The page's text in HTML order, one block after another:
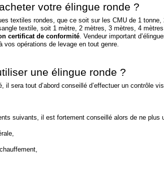
votre élingue ronde ?
textiles rondes, que ce soit sur les CMU de 1 tonne,
textile, soit 1 mètre, 2 mètres, 3 mètres, 4
certificat de conformité . Vendeur important
opérations de levage en tout genre.
une élingue ronde ?
sera tout d’abord conseillé d’effectuer un contrôle
suivants, il est fortement conseillé alors de ne plus